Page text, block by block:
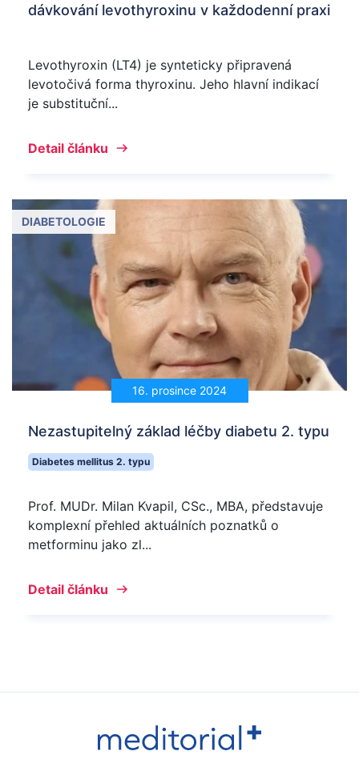
dávkování levothyroxinu v každodenní praxi
Levothyroxin (LT4) je synteticky připravená
levotočivá forma thyroxinu. Jeho hlavní indikací
je substituční...
Detail článku
16. prosince 2024
DIABETOLOGIE
Nezastupitelný základ léčby diabetu 2. typu
Diabetes mellitus 2. typu
Prof. MUDr. Milan Kvapil, CSc., MBA, představuje
komplexní přehled aktuálních poznatků o
metforminu jako zl...
Detail článku